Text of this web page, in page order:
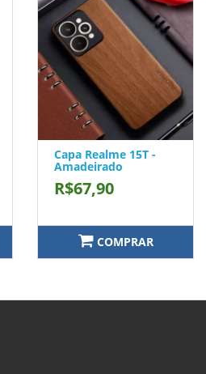
Capa Realme 15T -
Amadeirado
R$67,90
COMPRAR